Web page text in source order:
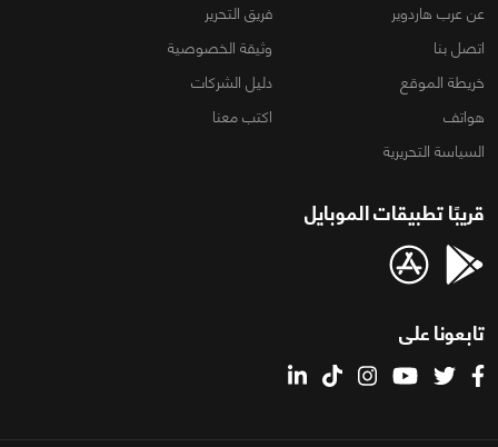
عن عرب هاردوير
فريق التحرير
اتصل بنا
وثيقة الخصوصية
خريطة الموقع
دليل الشركات
هواتف
اكتب معنا
السياسة التحريرية
قريبًا تطبيقات الموبايل
تابعونا على